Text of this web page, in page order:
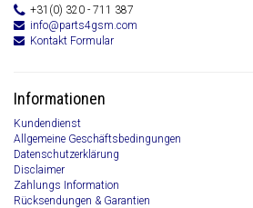
+31(0) 320 - 711 387
info@parts4gsm.com
Kontakt Formular
Informationen
Kundendienst
Allgemeine Geschäftsbedingungen
Datenschutzerklärung
Disclaimer
Zahlungs Information
Rücksendungen & Garantien